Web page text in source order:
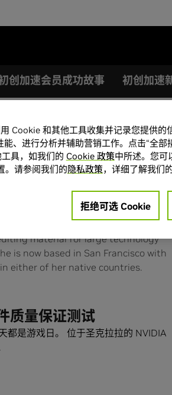
创加速会员成功故事 初创加速
communications team,
other digital platforms. She spent
working out of bureaus based in
She also spent two years at PR
material for large technology
is now based in San Francisco with
either of her native countries.
质量保证测试
都是游戏日。 位于圣克拉拉的 NVIDIA
Cookie 和其他工具收集并记录您提供的
、进行分析并辅助营销工作。点击“全部
具，如我们的 Cookie 政策中所述。您可
。请参阅我们的隐私政策，详细了解我们
拒绝可选 Cookie